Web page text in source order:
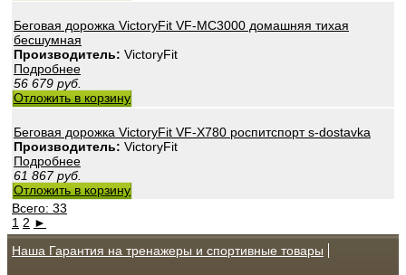
Беговая дорожка VictoryFit VF-MC3000 домашняя тихая
бесшумная
Производитель: VictoryFit
Подробнее
56 679 руб.
Отложить в корзину
Беговая дорожка VictoryFit VF-X780 роспитспорт s-dostavka
Производитель: VictoryFit
Подробнее
61 867 руб.
Отложить в корзину
Всего: 33
1 2 ►
Наша Гарантия на тренажеры и спортивные товары